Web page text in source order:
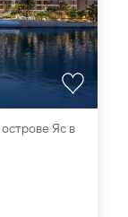
Яс в